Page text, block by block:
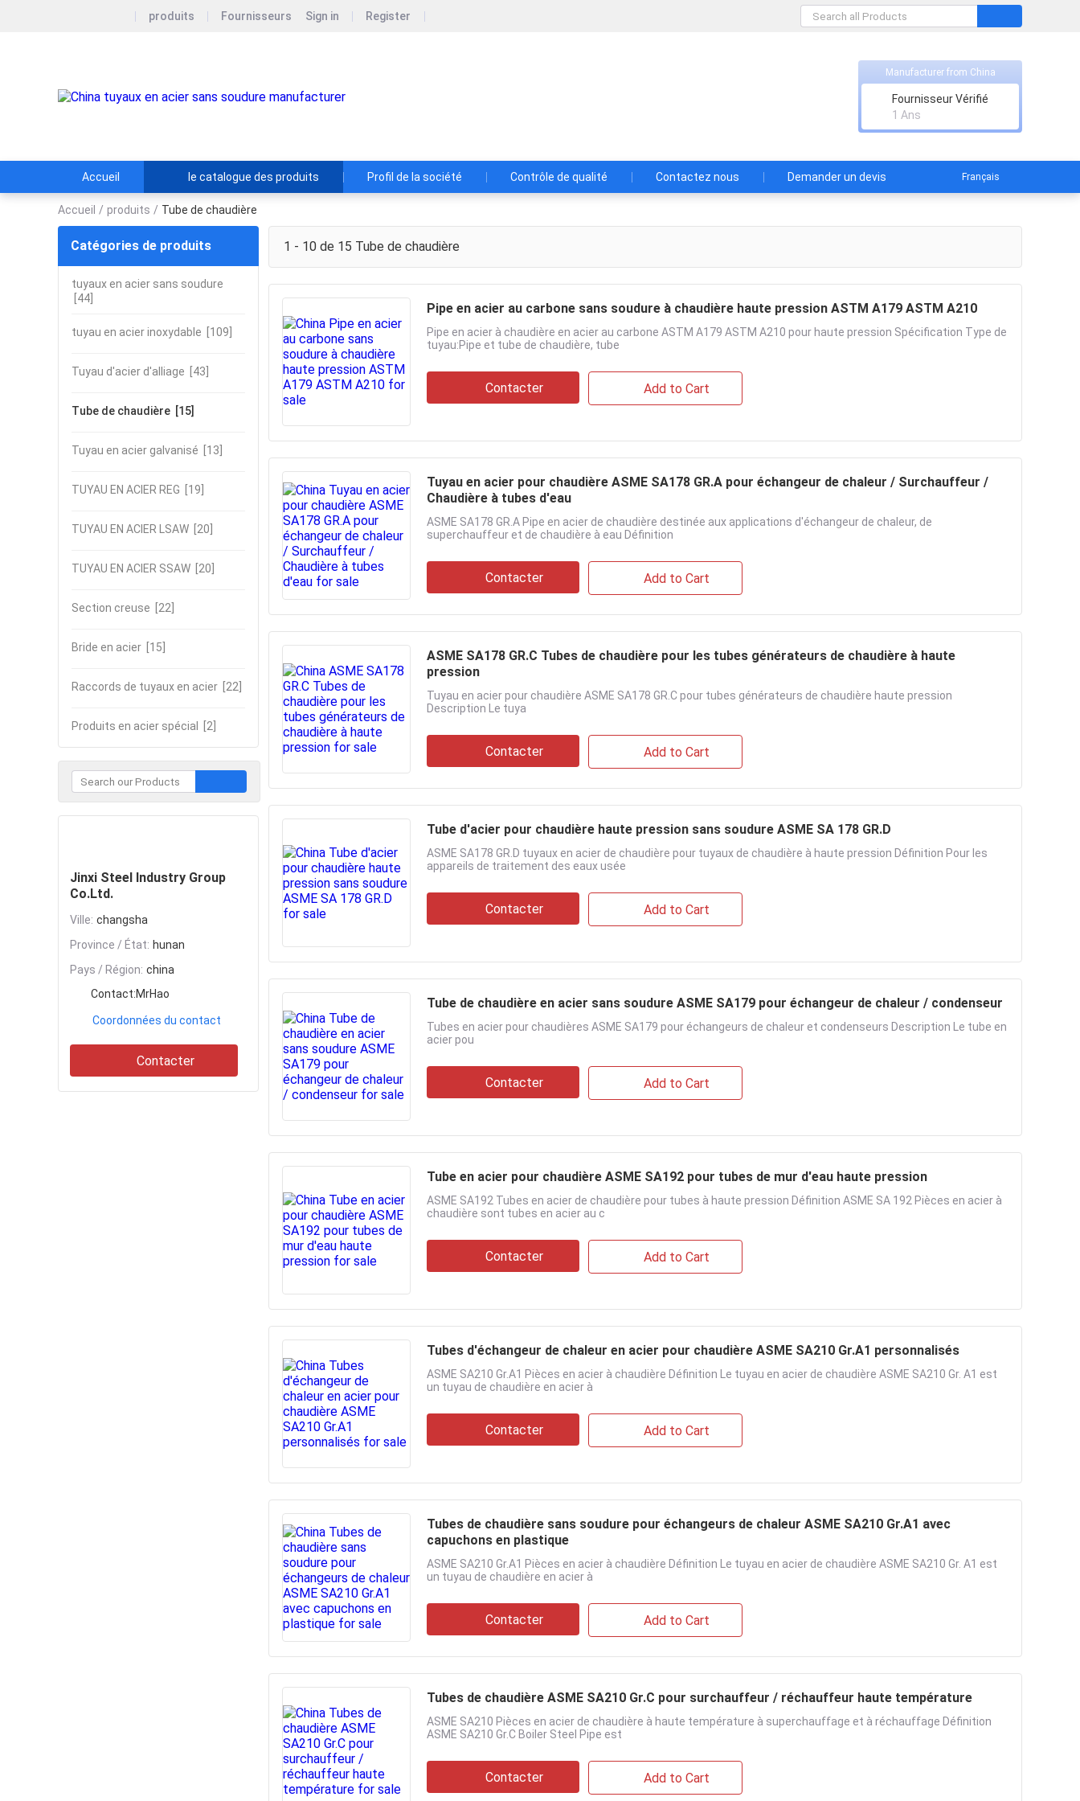
produits Fournisseurs Sign in Register
Manufacturer from China
Fournisseur Vérifié
1 Ans
Accueil le catalogue des produits Profil de la société Contrôle de qualité Contactez nous Demander un devis Français
Accueil / produits / Tube de chaudière
Catégories de produits
tuyaux en acier sans soudure
[44]
tuyau en acier inoxydable [109]
Tuyau d'acier d'alliage [43]
Tube de chaudière [15]
Tuyau en acier galvanisé [13]
TUYAU EN ACIER REG [19]
TUYAU EN ACIER LSAW [20]
TUYAU EN ACIER SSAW [20]
Section creuse [22]
Bride en acier [15]
Raccords de tuyaux en acier [22]
Produits en acier spécial [2]
Jinxi Steel Industry Group
Co.Ltd.
Ville: changsha
Province / État: hunan
Pays / Région: china
Contact:MrHao
Coordonnées du contact
Contacter
1 - 10 de 15 Tube de chaudière
Pipe en acier au carbone sans soudure à chaudière haute pression ASTM A179 ASTM A210
Pipe en acier à chaudière en acier au carbone ASTM A179 ASTM A210 pour haute pression Spécification Type de
tuyau:Pipe et tube de chaudière, tube
Contacter Add to Cart
Tuyau en acier pour chaudière ASME SA178 GR.A pour échangeur de chaleur / Surchauffeur /
Chaudière à tubes d'eau
ASME SA178 GR.A Pipe en acier de chaudière destinée aux applications d'échangeur de chaleur, de
superchauffeur et de chaudière à eau Définition
Contacter Add to Cart
ASME SA178 GR.C Tubes de chaudière pour les tubes générateurs de chaudière à haute
pression
Tuyau en acier pour chaudière ASME SA178 GR.C pour tubes générateurs de chaudière haute pression
Description Le tuya
Contacter Add to Cart
Tube d'acier pour chaudière haute pression sans soudure ASME SA 178 GR.D
ASME SA178 GR.D tuyaux en acier de chaudière pour tuyaux de chaudière à haute pression Définition Pour les
appareils de traitement des eaux usée
Contacter Add to Cart
Tube de chaudière en acier sans soudure ASME SA179 pour échangeur de chaleur / condenseur
Tubes en acier pour chaudières ASME SA179 pour échangeurs de chaleur et condenseurs Description Le tube en
acier pou
Contacter Add to Cart
Tube en acier pour chaudière ASME SA192 pour tubes de mur d'eau haute pression
ASME SA192 Tubes en acier de chaudière pour tubes à haute pression Définition ASME SA 192 Pièces en acier à
chaudière sont tubes en acier au c
Contacter Add to Cart
Tubes d'échangeur de chaleur en acier pour chaudière ASME SA210 Gr.A1 personnalisés
ASME SA210 Gr.A1 Pièces en acier à chaudière Définition Le tuyau en acier de chaudière ASME SA210 Gr. A1 est
un tuyau de chaudière en acier à
Contacter Add to Cart
Tubes de chaudière sans soudure pour échangeurs de chaleur ASME SA210 Gr.A1 avec
capuchons en plastique
ASME SA210 Gr.A1 Pièces en acier à chaudière Définition Le tuyau en acier de chaudière ASME SA210 Gr. A1 est
un tuyau de chaudière en acier à
Contacter Add to Cart
Tubes de chaudière ASME SA210 Gr.C pour surchauffeur / réchauffeur haute température
ASME SA210 Pièces en acier de chaudière à haute température à superchauffage et à réchauffage Définition
ASME SA210 Gr.C Boiler Steel Pipe est
Contacter Add to Cart